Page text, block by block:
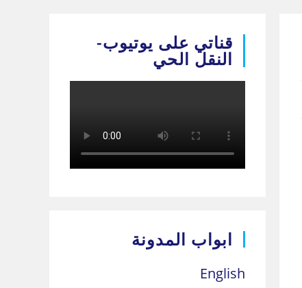
قناتي على يوتيوب-
النقل الحي
ابواب المدونة
English